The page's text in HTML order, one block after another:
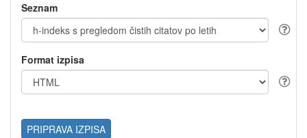
Seznam
Format izpisa
PRIPRAVA IZPISA